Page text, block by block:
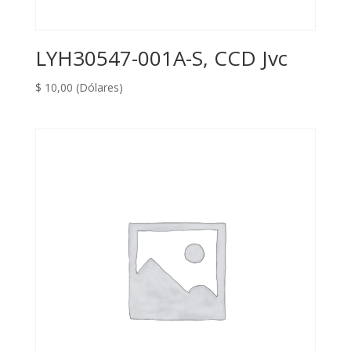
LYH30547-001A-S, CCD Jvc
$ 10,00 (Dólares)